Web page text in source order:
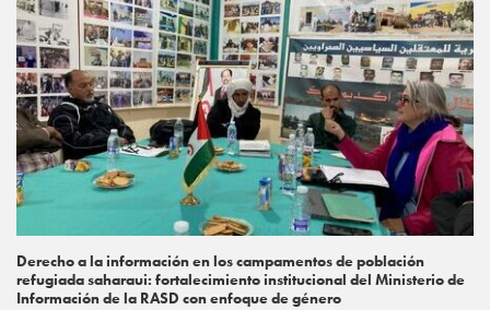
Derecho a la información en los campamentos de población
refugiada saharaui: fortalecimiento institucional del Ministerio de
Información de la RASD con enfoque de género